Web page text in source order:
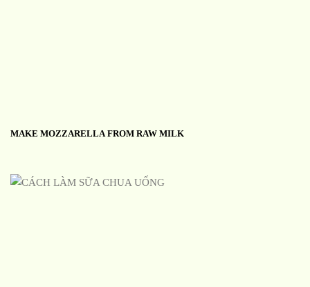
MAKE MOZZARELLA FROM RAW MILK